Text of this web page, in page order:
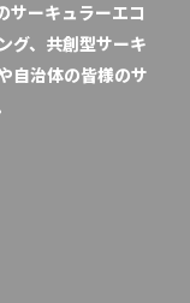
サーキュラーエコ
グ、共創型サーキ
自治体の皆様のサ